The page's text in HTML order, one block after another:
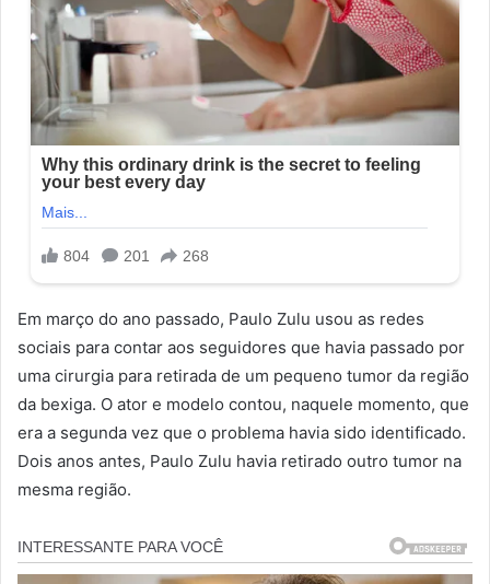
Em março do ano passado, Paulo Zulu usou as redes
sociais para contar aos seguidores que havia passado por
uma cirurgia para retirada de um pequeno tumor da região
da bexiga. O ator e modelo contou, naquele momento, que
era a segunda vez que o problema havia sido identificado.
Dois anos antes, Paulo Zulu havia retirado outro tumor na
mesma região.